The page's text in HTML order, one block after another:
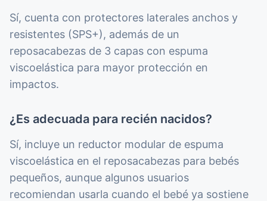
Sí, cuenta con protectores laterales anchos y
resistentes (SPS+), además de un
reposacabezas de 3 capas con espuma
viscoelástica para mayor protección en
impactos.
¿Es adecuada para recién nacidos?
Sí, incluye un reductor modular de espuma
viscoelástica en el reposacabezas para bebés
pequeños, aunque algunos usuarios
recomiendan usarla cuando el bebé ya sostiene